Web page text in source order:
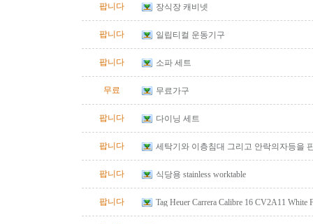
팝니다 장식장 캐비넷
팝니다 일립티컬 운동기구
팝니다 소파 세트
무료 무료가구
팝니다 다이닝 세트
팝니다 세탁기와 이층침대 그리고 안락의자등을
팝니다 식당용 stainless worktable
팝니다
Tag Heuer Carrera Calibre 16 CV2A11 White